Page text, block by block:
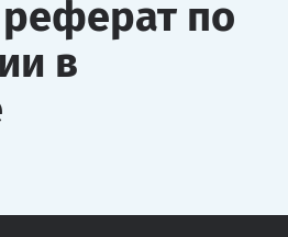
реферат по
в